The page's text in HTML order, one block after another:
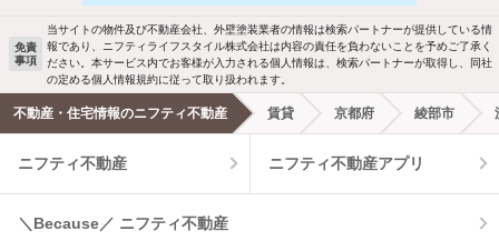
駐車場あり ペット相談
洗濯機置場あり 独立洗面台
エアコンあり 都市ガス
温水洗浄便座 オートロック
コンロ2口以上
免責
事項
当サイトの物件及び不動産会社、外壁塗装業者の情報は検索パートナーが提供している情
報であり、ニフティライフスタイル株式会社は内容の責任を負わないことを予めご了承く
ださい。本サービス内でお客様が入力される個人情報は、検索パートナーが取得し、同社
の定める個人情報規約に従って取り扱われます。
不動産・住宅情報のニフティ不動産 賃貸 京都府 綾部市
ニフティ不動産 ニフティ不動産アプリ
＼Because／ ニフティ不動産